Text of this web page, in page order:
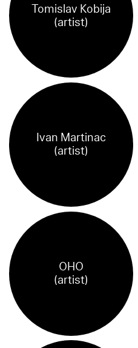
Tomislav Kobija
(artist)
Ivan Martinac
(artist)
OHO
(artist)